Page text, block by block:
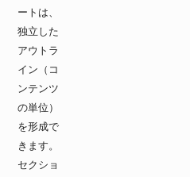
ートは、
独立した
アウトラ
イン（コ
ンテンツ
の単位）
を形成で
きます。
セクショ